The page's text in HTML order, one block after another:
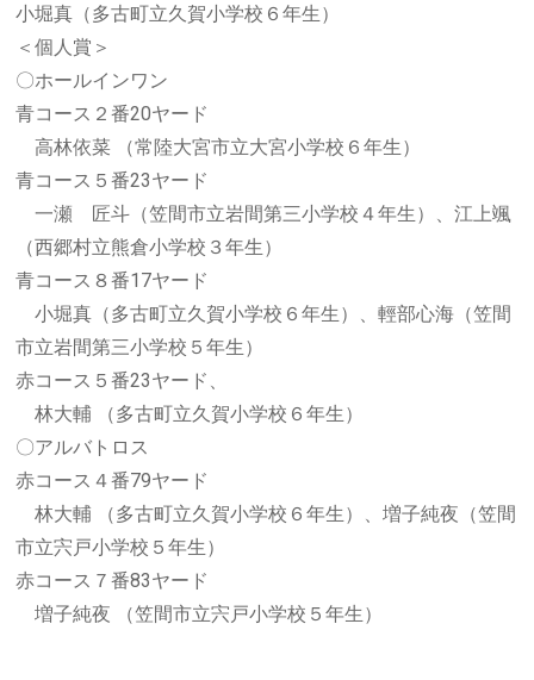
小堀真（多古町立久賀小学校６年生）
＜個人賞＞
〇ホールインワン
青コース２番20ヤード
高林依菜 （常陸大宮市立大宮小学校６年生）
青コース５番23ヤード
一瀬 匠斗（笠間市立岩間第三小学校４年生）、江上颯
（西郷村立熊倉小学校３年生）
青コース８番17ヤード
小堀真（多古町立久賀小学校６年生）、輕部心海（笠間
市立岩間第三小学校５年生）
赤コース５番23ヤード、
林大輔 （多古町立久賀小学校６年生）
〇アルバトロス
赤コース４番79ヤード
林大輔 （多古町立久賀小学校６年生）、増子純夜（笠間
市立宍戸小学校５年生）
赤コース７番83ヤード
増子純夜 （笠間市立宍戸小学校５年生）